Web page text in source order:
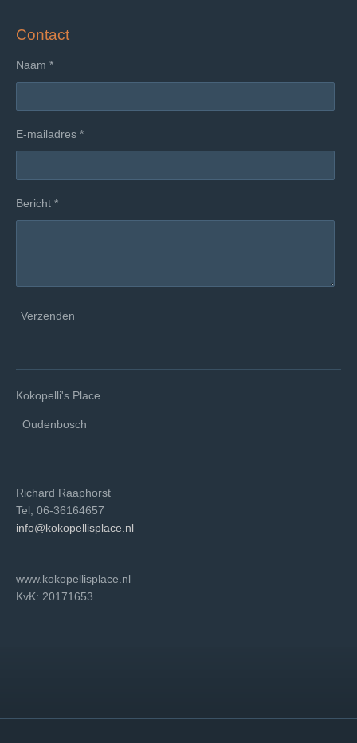
Contact
Naam *
E-mailadres *
Bericht *
Verzenden
Kokopelli's Place
Oudenbosch
Richard Raaphorst
Tel; 06-36164657
info@kokopellisplace.nl
www.kokopellisplace.nl
KvK: 20171653